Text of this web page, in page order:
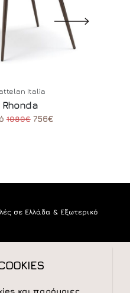
Italia
Rhonda
1080€756€
σε Ελλάδα & Εξωτερικό
και παρόμοιες